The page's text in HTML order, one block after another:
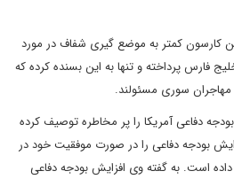
کارسون کمتر به موضع گیری شفاف در مورد
فارس پرداخته و تنها به این بسنده کرده که
مهاجران سوری مسئولند.
دفاعی آمریکا را پر مخاطره توصیف کرده
بودجه دفاعی را در صورت موفقیت خود در
داده است. به گفته وی افزایش بودجه دفاعی